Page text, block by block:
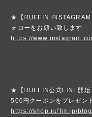
★【RUFFIN INSTAGRAM
ォローをお願い致します
https://
★【RUFFIN公式LINE開
500円クーポンをプレゼント
https://shop.ruffin.jp/